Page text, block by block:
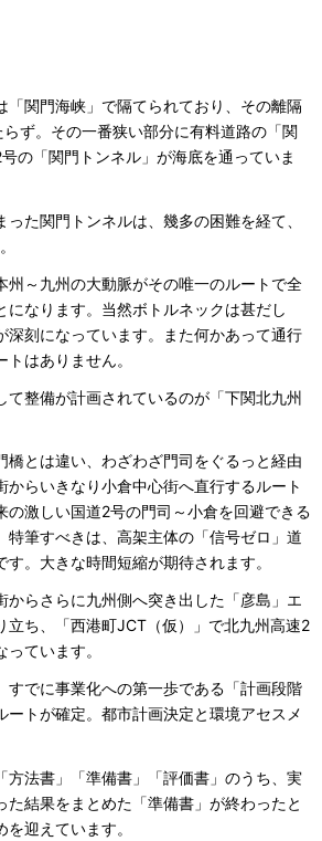
関門海峡」で隔てられており、その離隔
ず。その一番狭い部分に有料道路の「関
の「関門トンネル」が海底を通っていま
た関門トンネルは、幾多の困難を経て、
～九州の大動脈がその唯一のルートで全
になります。当然ボトルネックは甚だし
深刻になっています。また何かあって通行
はありません。
整備が計画されているのが「下関北九州
とは違い、わざわざ門司をぐるっと経由
からいきなり小倉中心街へ直行するルート
の激しい国道2号の門司～小倉を回避できる
特筆すべきは、高架主体の「信号ゼロ」道
。大きな時間短縮が期待されます。
らさらに九州側へ突き出した「彦島」エ
立ち、「西港町JCT（仮）」で北九州高速2
ています。
でに事業化への第一歩である「計画段階
ートが確定。都市計画決定と環境アセスメ
法書」「準備書」「評価書」のうち、実
た結果をまとめた「準備書」が終わったと
迎えています。